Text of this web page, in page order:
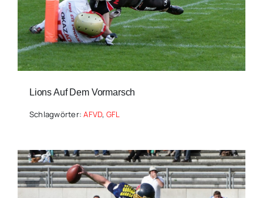
Lions Auf Dem Vormarsch
Schlagwörter:AFVD, GFL